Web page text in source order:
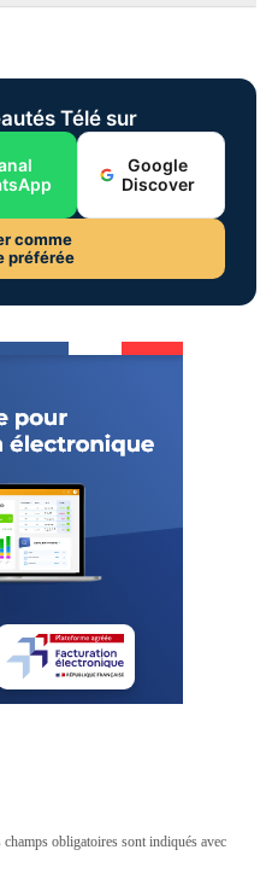
Télé sur
Google
Discover
comme
préférée
champs obligatoires sont indiqués avec